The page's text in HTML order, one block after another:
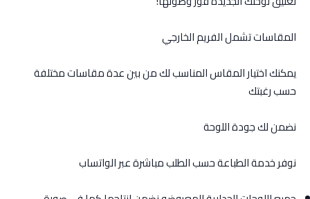
المقاسات تشمل الفريم الخارجي
يمكنك اختيار المقاس المناسب لك من بين عدة مقاسات مختلفة
حسب رغبتك
نضمن لك جودة اللوحة
نوفر خدمة الطباعة حسب الطلب مباشرة عبر الواتساب